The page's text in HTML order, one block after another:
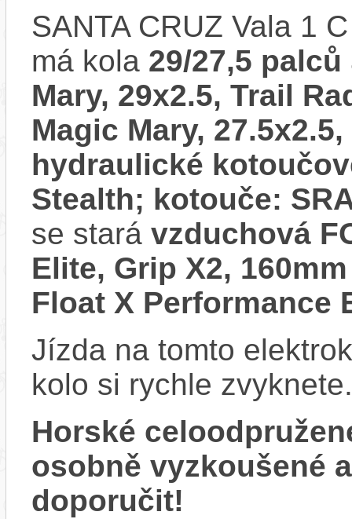
SANTA CRUZ Vala 1
má kola 29/27,5 palců
Mary, 29x2.5, Trail
Magic Mary,
hydraulické
Stealth; kotouče:
se stará vzduchová
Elite, Grip X2,
Float X Performance
Jízda na tomto
kolo si rychle zvyknete.
Horské
osobně vyzkoušené
doporučit!